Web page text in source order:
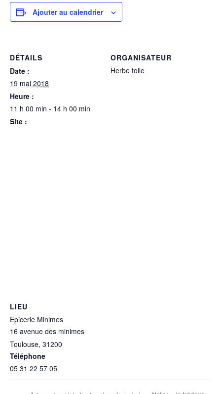
Ajouter au calendrier
DÉTAILS
Date :
19 mai 2018
Heure :
11 h 00 min - 14 h 00 min
Site :
ORGANISATEUR
Herbe folle
LIEU
Epicerie Minimes
16 avenue des minimes
Toulouse, 31200
Téléphone
05 31 22 57 05